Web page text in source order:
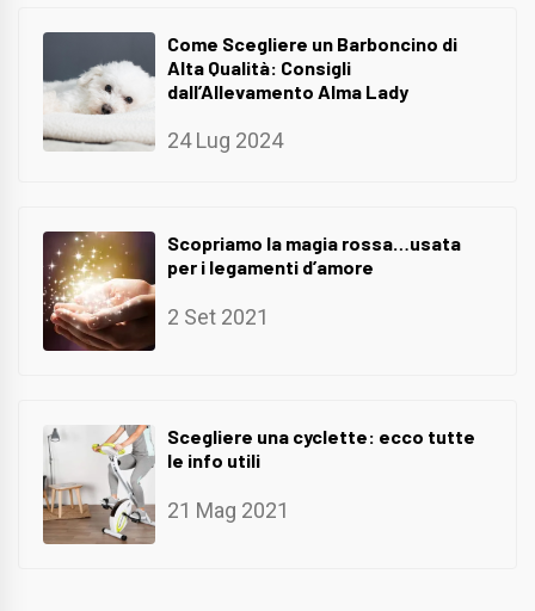
Come Scegliere un Barboncino di
Alta Qualità: Consigli
dall’Allevamento Alma Lady
24 Lug 2024
Scopriamo la magia rossa…usata
per i legamenti d’amore
2 Set 2021
Scegliere una cyclette: ecco tutte
le info utili
21 Mag 2021